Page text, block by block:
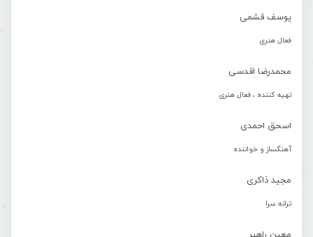
یوسف قشمی
فعال هنری
محمدرضا اقدسی
تهیه کننده ، فعال هنری
اسحق احمدی
آهنگساز و خواننده
مجید ذاکری
ترانه سرا